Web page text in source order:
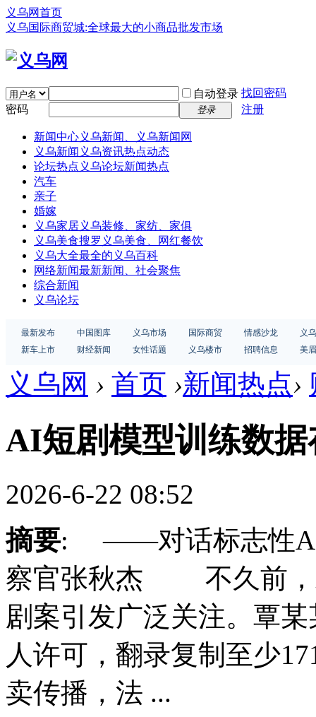
义乌网首页
义乌国际商贸城:全球最大的小商品批发市场
自动登录 找回密码
密码
登录 注册
新闻中心义乌新闻、义乌新闻网
义乌新闻 义乌资讯热点动态
论坛热点 义乌论坛新闻热点
汽车
亲子
婚嫁
义乌家居义乌装修、家纺、家俱
义乌美食搜罗义乌美食、网红餐饮
义乌大全最全的义乌百科
网络新闻最新新闻、社会聚焦
综合新闻
义乌论坛
最新发布 中国图库 义乌市场 国际商贸 情感沙龙
义
新车上市
财经新闻 女性话题 义乌楼市 招聘信息 美
义乌网 › 首页 ›新闻热点›
AI短剧模型训练数
2026-6-22 08:52
摘要: ——对话标志性AI
察官张秋杰 不久前，
剧案引发广泛关注。覃
人许可，翻录复制至少
卖传播，法 ...